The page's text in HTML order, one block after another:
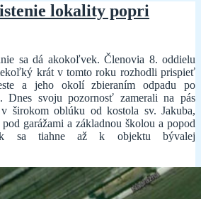
lokality popri
sa dá akokoľvek. Členovia 8. oddielu
krát v tomto roku rozhodli prispieť
a jeho okolí zbieraním odpadu po
Dnes svoju pozornosť zamerali na pás
širokom oblúku od kostola sv. Jakuba,
garážami a základnou školou a popod
sa tiahne až k objektu bývalej